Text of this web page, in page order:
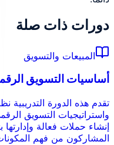
دورات ذات صلة
المبيعات والتسويق
أساسيات التسويق
تقدم هذه الدورة
واستراتيجيات التسويق
إنشاء حملات فعالة وإدارتها
المشاركون من فهم